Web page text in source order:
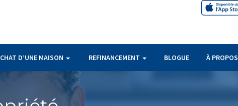
D’UNE MAISON REFINANCEMENT BLOGUE À PROPOS